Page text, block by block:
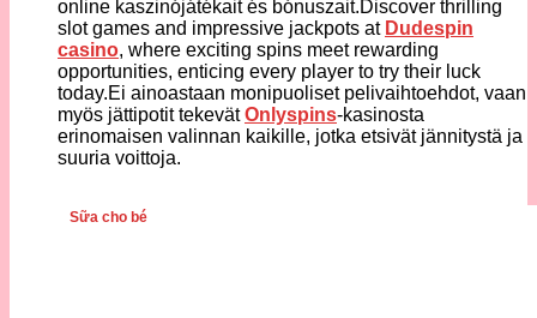
online kaszinójátékait és bónuszait.Discover thrilling
slot games and impressive jackpots at Dudespin
casino, where exciting spins meet rewarding
opportunities, enticing every player to try their luck
today.Ei ainoastaan monipuoliset pelivaihtoehdot, vaan
myös jättipotit tekevätOnlyspins-kasinosta
erinomaisen valinnan kaikille, jotka etsivät jännitystä ja
suuria voittoja.
Sữa cho bé